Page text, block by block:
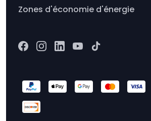
Zones d'économie d'énergie